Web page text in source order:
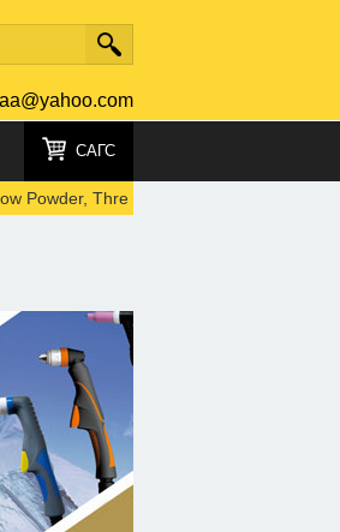
САГС
Powder, Threema_ZX6ZM8UN, Buy